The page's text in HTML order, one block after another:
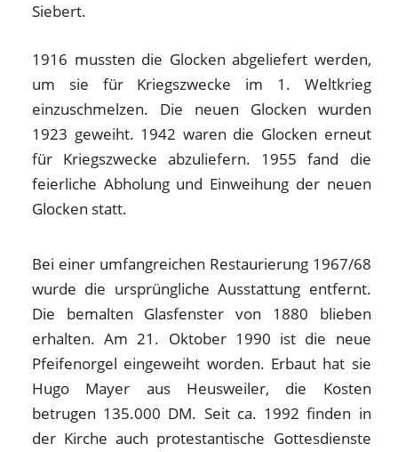
Siebert.
1916 mussten die Glocken abgeliefert werden,
um sie für Kriegszwecke im 1. Weltkrieg
einzuschmelzen. Die neuen Glocken wurden
1923 geweiht. 1942 waren die Glocken erneut
für Kriegszwecke abzuliefern. 1955 fand die
feierliche Abholung und Einweihung der neuen
Glocken statt.
Bei einer umfangreichen Restaurierung 1967/68
wurde die ursprüngliche Ausstattung entfernt.
Die bemalten Glasfenster von 1880 blieben
erhalten. Am 21. Oktober 1990 ist die neue
Pfeifenorgel eingeweiht worden. Erbaut hat sie
Hugo Mayer aus Heusweiler, die Kosten
betrugen 135.000 DM. Seit ca. 1992 finden in
der Kirche auch protestantische Gottesdienste